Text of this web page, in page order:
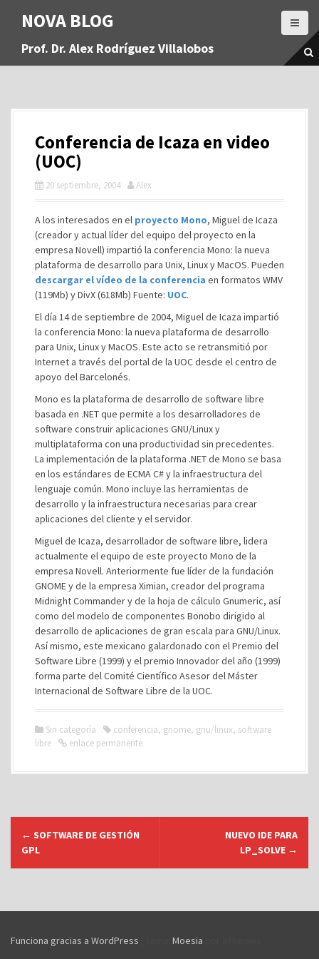
a
NOVA BLOG
Prof. Dr. Alex Rodríguez Villalobos
Conferencia de Icaza en video
(UOC)
20 septiembre, 2004 Alex
A los interesados en el proyecto Mono, Miguel de Icaza
(creador y actual líder del equipo del proyecto en la
empresa Novell) impartió la conferencia Mono: la nueva
plataforma de desarrollo para Unix, Linux y MacOS. Pueden
descargar el vídeo de la conferencia en formatos WMV
(119Mb) y DivX (618Mb) Fuente: UOC.
El día 14 de septiembre de 2004, Miguel de Icaza impartió
la conferencia Mono: la nueva plataforma de desarrollo
para Unix, Linux y MacOS. Este acto se retransmitió por
Internet a través del portal de la UOC desde el centro de
apoyo del Barcelonés.
Mono es la plataforma de desarrollo de software libre
basada en .NET que permite a los desarrolladores de
software construir aplicaciones GNU/Linux y
multiplataforma con una productividad sin precedentes.
La implementación de la plataforma .NET de Mono se basa
en los estándares de ECMA C# y la infraestructura del
lenguaje común. Mono incluye las herramientas de
desarrollo y la infraestructura necesarias para crear
aplicaciones del cliente y el servidor.
Miguel de Icaza, desarrollador de software libre, lidera
actualmente el equipo de este proyecto Mono de la
empresa Novell. Anteriormente fue líder de la fundación
GNOME y de la empresa Ximian, creador del programa
Midnight Commander y de la hoja de cálculo Gnumeric, así
como del modelo de componentes Bonobo dirigido al
desarrollo de aplicaciones de gran escala para GNU/Linux.
Así mismo, este mexicano galardonado con el Premio del
Software Libre (1999) y el premio Innovador del año (1999)
forma parte del Comité Científico Asesor del Máster
Internacional de Software Libre de la UOC.
Sin categoría conferencia, gnome, gnu/linux, software
libre
enlace permanente
v
g
c
← SOFTWARE DE GESTIÓN
GPL
NUEVO IDE PARA
LP_SOLVE →
Funciona gracias a WordPress Moesia